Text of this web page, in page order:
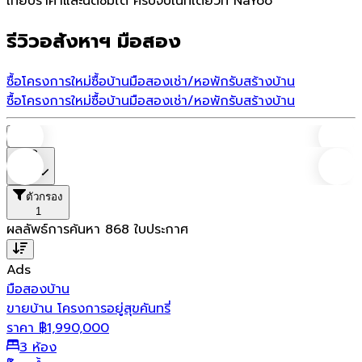
รีวิวอสังหาฯ มือสอง
ซื้อโครงการใหม่ซื้อบ้านมือสองเช่า/หอพักรับสร้างบ้าน
ซื้อโครงการใหม่ซื้อบ้านมือสองเช่า/หอพักรับสร้างบ้าน
ตัวกรอง
1
ผลลัพธ์การค้นหา 868 ใบประกาศ
Ads
มือสองบ้าน
ขายบ้าน โครงการอยู่สุขคันทรี่
ราคา ฿1,990,000
3 ห้อง